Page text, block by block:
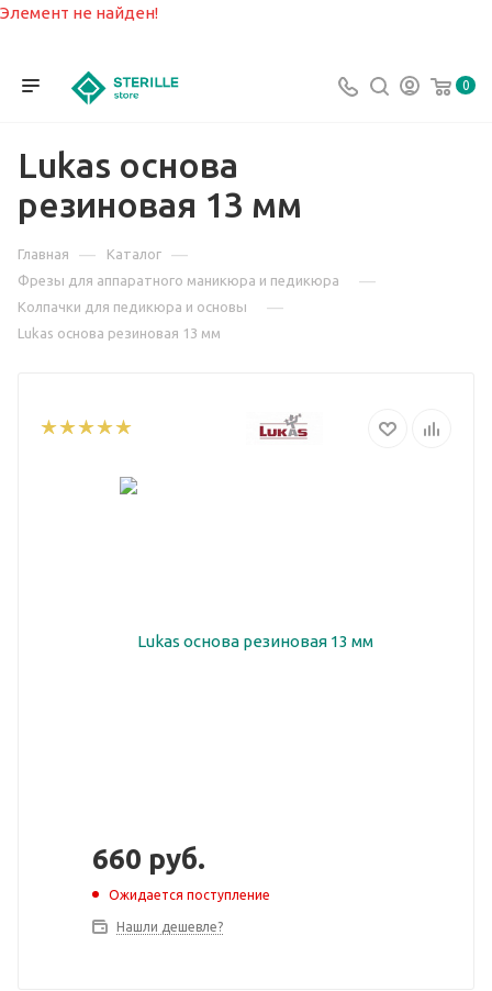
Элемент не найден!
0
Lukas основа
резиновая 13 мм
Главная — Каталог —
Фрезы для аппаратного маникюра и педикюра —
Колпачки для педикюра и основы —
Lukas основа резиновая 13 мм
660 руб.
Ожидается поступление
Нашли дешевле?